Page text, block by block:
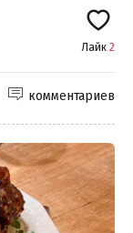
Лайк 2
комментариев